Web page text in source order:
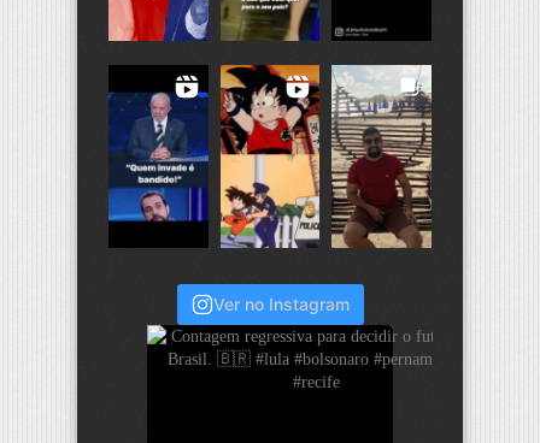
Ver no Instagram